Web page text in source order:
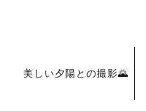
美しい夕陽との撮影🌄